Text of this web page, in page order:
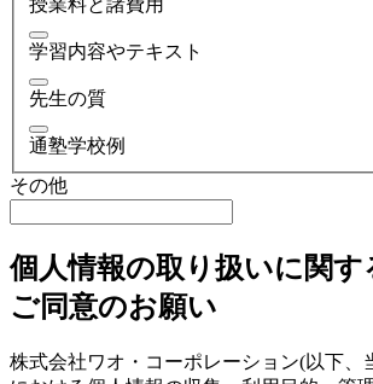
授業料と諸費用
学習内容やテキスト
先生の質
通塾学校例
その他
個人情報の取り扱いに関す
ご同意のお願い
株式会社ワオ・コーポレーション(以下、